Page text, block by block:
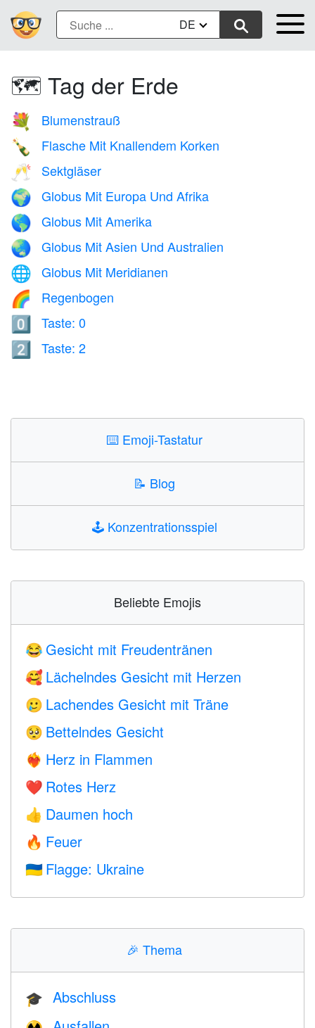
DE
🗺️ Tag der Erde
💐 Blumenstrauß
🍾 Flasche Mit Knallendem Korken
🥂 Sektgläser
🌍 Globus Mit Europa Und Afrika
🌎 Globus Mit Amerika
🌏 Globus Mit Asien Und Australien
🌐 Globus Mit Meridianen
🌈 Regenbogen
0️⃣ Taste: 0
2️⃣ Taste: 2
⌨️ Emoji-Tastatur
📝 Blog
🕹️ Konzentrationsspiel
Beliebte Emojis
😂 Gesicht mit Freudentränen
🥰 Lächelndes Gesicht mit Herzen
🥲 Lachendes Gesicht mit Träne
🥺 Bettelndes Gesicht
❤️‍🔥 Herz in Flammen
❤️ Rotes Herz
👍 Daumen hoch
🔥 Feuer
🇺🇦 Flagge: Ukraine
🎉 Thema
🎓 Abschluss